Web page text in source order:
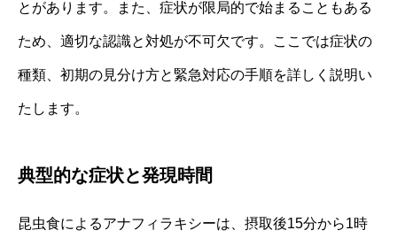
とがあります。また、症状が限局的で始まることもある
ため、適切な認識と対処が不可欠です。ここでは症状の
種類、初期の見分け方と緊急対応の手順を詳しく説明い
たします。
典型的な症状と発現時間
昆虫食によるアナフィラキシーは、摂取後15分から1時